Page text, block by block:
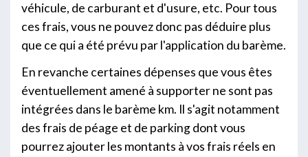
véhicule, de carburant et d'usure, etc. Pour tous
ces frais, vous ne pouvez donc pas déduire plus
que ce qui a été prévu par l'application du barème.
En revanche certaines dépenses que vous êtes
éventuellement amené à supporter ne sont pas
intégrées dans le barème km. Il s'agit notamment
des frais de péage et de parking dont vous
pourrez ajouter les montants à vos frais réels en